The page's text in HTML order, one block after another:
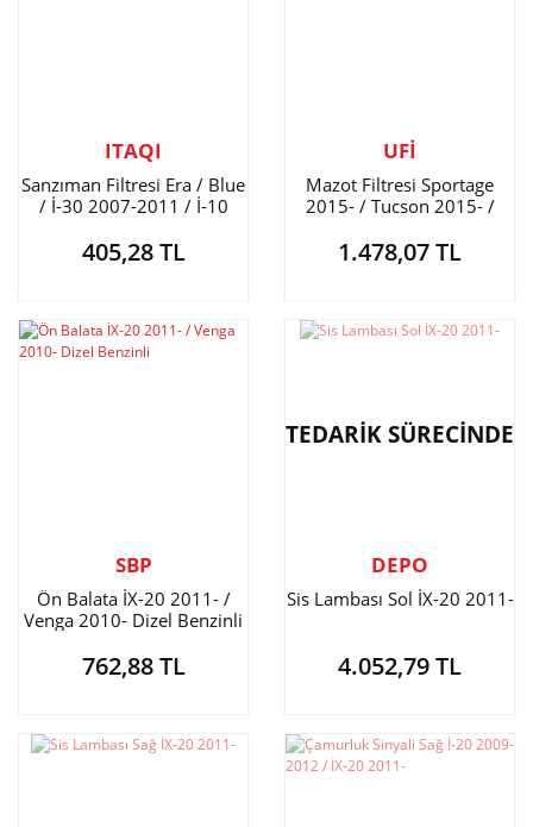
ITAQI
Sanzıman Filtresi Era / Blue
/ İ-30 2007-2011 / İ-10
2018 / İX-20 2011-2014
405,28 TL
UFİ
Mazot Filtresi Sportage
2015- / Tucson 2015- /
1.478,07 TL
SBP
Ön Balata İX-20 2011- /
Venga 2010- Dizel Benzinli
762,88 TL
TEDARİK SÜRECİNDE
DEPO
Sis Lambası Sol İX-20 2011-
4.052,79 TL